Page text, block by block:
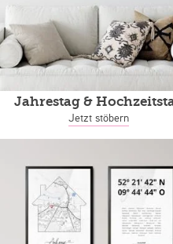
Jahrestag&
Jetzt stöbern